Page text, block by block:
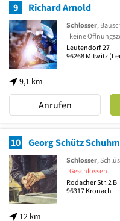
9 Richard Arnold
9,1 km
Schlosser,
keine
Leutendorf 27
96268 Mitwitz
Anrufen
10 Georg Schütz
12 km
Schlosser,
Geschlossen
Rodacher Str. 2 B
96317 Kronach